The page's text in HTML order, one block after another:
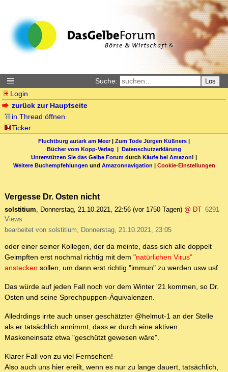
Suche: Los
Login
zurück zur Hauptseite
in Thread öffnen
Ticker
Fluchtburg autark am Meer| Zum Tode Jürgen Küßners |
Bücher vom Kopp-Verlag | Datenschutzerklärung
Unterstützen Sie das Gelbe Forum durch Käufe bei Amazon! |
Weitere Buchempfehlungen und Amazonnavigation | Cookie-Einstellungen
Vergesse Dr. Osten nicht
solstitium, Donnerstag, 21.10.2021, 22:56 (vor 1750 Tagen) @ DT 6291
Views
bearbeitet von solstitium, Donnerstag, 21.10.2021, 23:05
oder einer seiner Kollegen, der da meinte, dass sich alle doppelt
Geimpften erst nochmal richtig mit dem "natürlichen Virus"
anstecken sollen, um dann erst richtig "immun" zu werden usw usf
Das würde auf jeden Fall noch vor dem Winter '21 kommen, so Dr.
Osten und seine Sprechpuppen-Äquivalenzen.
Alledrdings irrte auch unser geschätzter @helmut-1 an der Stelle
als er tatsächlich annimmt, dass er durch eine aktiven
Maskeneinsatz etwa "geschützt gewesen wäre".
Klarer Fall von zu viel Fernsehen!
Also auch uns hier ereilt, wenn es nur zu lange dauert, tatsächlich,